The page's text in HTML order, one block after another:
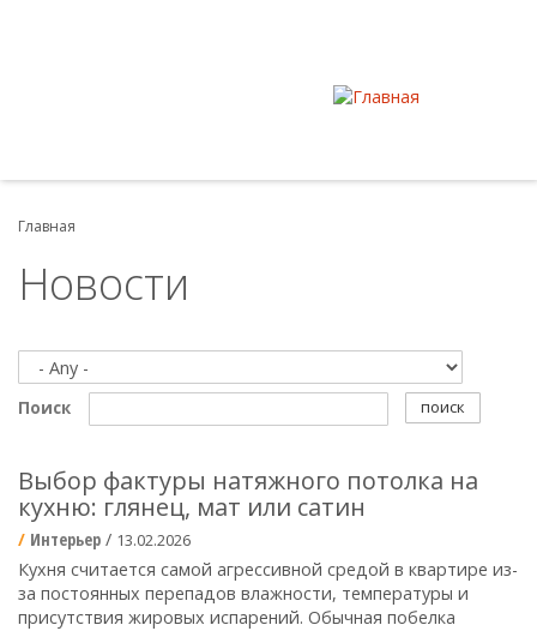
Главная
Новости
Поиск поиск
Выбор фактуры натяжного потолка на
кухню: глянец, мат или сатин
Интерьер / 13.02.2026
Кухня считается самой агрессивной средой в квартире из-
за постоянных перепадов влажности, температуры и
присутствия жировых испарений. Обычная побелка